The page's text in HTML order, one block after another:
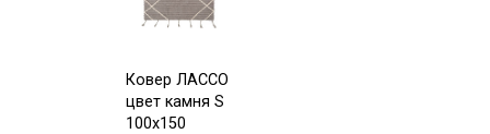
Ковер ЛАССО
цвет камня S
100х150